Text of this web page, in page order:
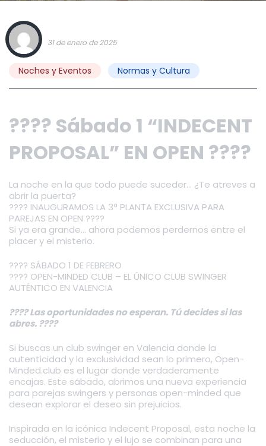
31 de enero de 2025
Noches y Eventos Normas y Cultura
???? Sábado 1 “INDECENT
PROPOSAL” EN OPEN ????
La noche en la que todo puede suceder… ¿Te atreves a
abrir la puerta?
???? INAUGURAMOS LA 3ª PLANTA EXCLUSIVA PARA
PAREJAS EN OPEN ????
Si ya era grande… ahora podemos perdernos entre el
placer y el misterio.
???? SÁBADO 1 DE FEBRERO
???? OPEN-MINDED CLUB – EL ÚNICO CLUB SWINGER
AUTÉNTICO EN VALENCIA
???? Las oportunidades no esperan. Tú decides si las
abres. ????
Si buscas un club swinger en Valencia donde la
autenticidad y la exclusividad sean lo primero, Open-
Minded.club es el lugar donde verdaderamente
encajas. Este sábado, abrimos una nueva experiencia
para parejas swingers y personas open-minded que
desean explorar el deseo sin prejuicios.
Inspirada en la icónica Indecent Proposal, esta noche la
seducción, el misterio y el lujo se combinan para una